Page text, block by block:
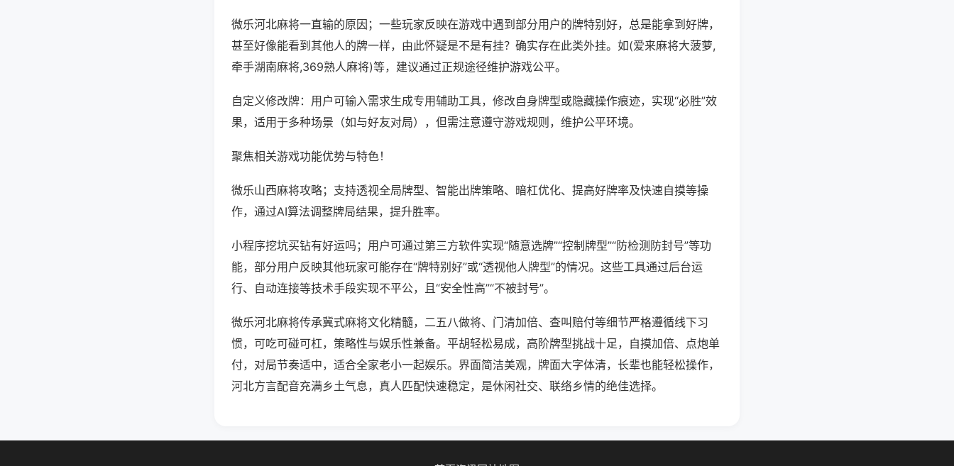
微乐河北麻将一直输的原因；一些玩家反映在游戏中遇到部分用户的牌特别好，总是能拿到好牌，
甚至好像能看到其他人的牌一样，由此怀疑是不是有挂？确实存在此类外挂。如(爱来麻将大菠萝,
牵手湖南麻将,369熟人麻将)等，建议通过正规途径维护游戏公平。
自定义修改牌：用户可输入需求生成专用辅助工具，修改自身牌型或隐藏操作痕迹，实现“必胜”效
果，适用于多种场景（如与好友对局），但需注意遵守游戏规则，维护公平环境。
聚焦相关游戏功能优势与特色！
微乐山西麻将攻略；支持透视全局牌型、智能出牌策略、暗杠优化、提高好牌率及快速自摸等操
作，通过AI算法调整牌局结果，提升胜率。
小程序挖坑买钻有好运吗；用户可通过第三方软件实现“随意选牌”“控制牌型”“防检测防封号”等功
能，部分用户反映其他玩家可能存在“牌特别好”或“透视他人牌型”的情况。这些工具通过后台运
行、自动连接等技术手段实现不平公，且“安全性高”“不被封号”。
微乐河北麻将传承冀式麻将文化精髓，二五八做将、门清加倍、查叫赔付等细节严格遵循线下习
惯，可吃可碰可杠，策略性与娱乐性兼备。平胡轻松易成，高阶牌型挑战十足，自摸加倍、点炮单
付，对局节奏适中，适合全家老小一起娱乐。界面简洁美观，牌面大字体清，长辈也能轻松操作，
河北方言配音充满乡土气息，真人匹配快速稳定，是休闲社交、联络乡情的绝佳选择。